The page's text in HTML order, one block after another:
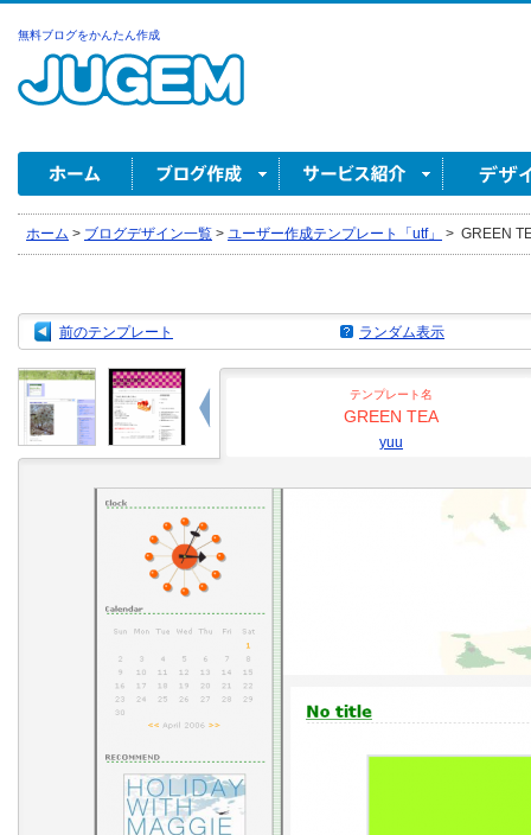
無料ブログをかんたん作成
ホーム > ブログデザイン一覧 > ユーザー作成テンプレート「utf」 > GREEN
前のテンプレート ランダム表示
テンプレート名
GREEN TEA
yuu